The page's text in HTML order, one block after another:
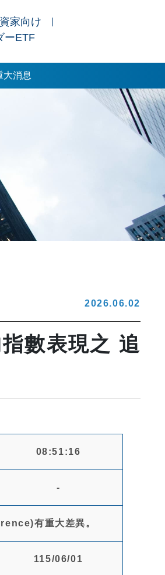
家向け
ーETF
大消息
2026.06.02
數表現之 追
08:51:16
-
有重大差異。
115/06/01